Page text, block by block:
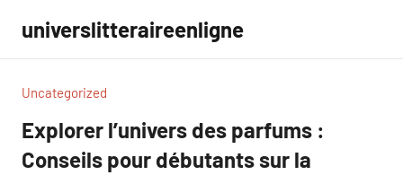
contenu
universlitteraireenligne
Uncategorized
Explorer l’univers des parfums :
Conseils pour débutants sur la